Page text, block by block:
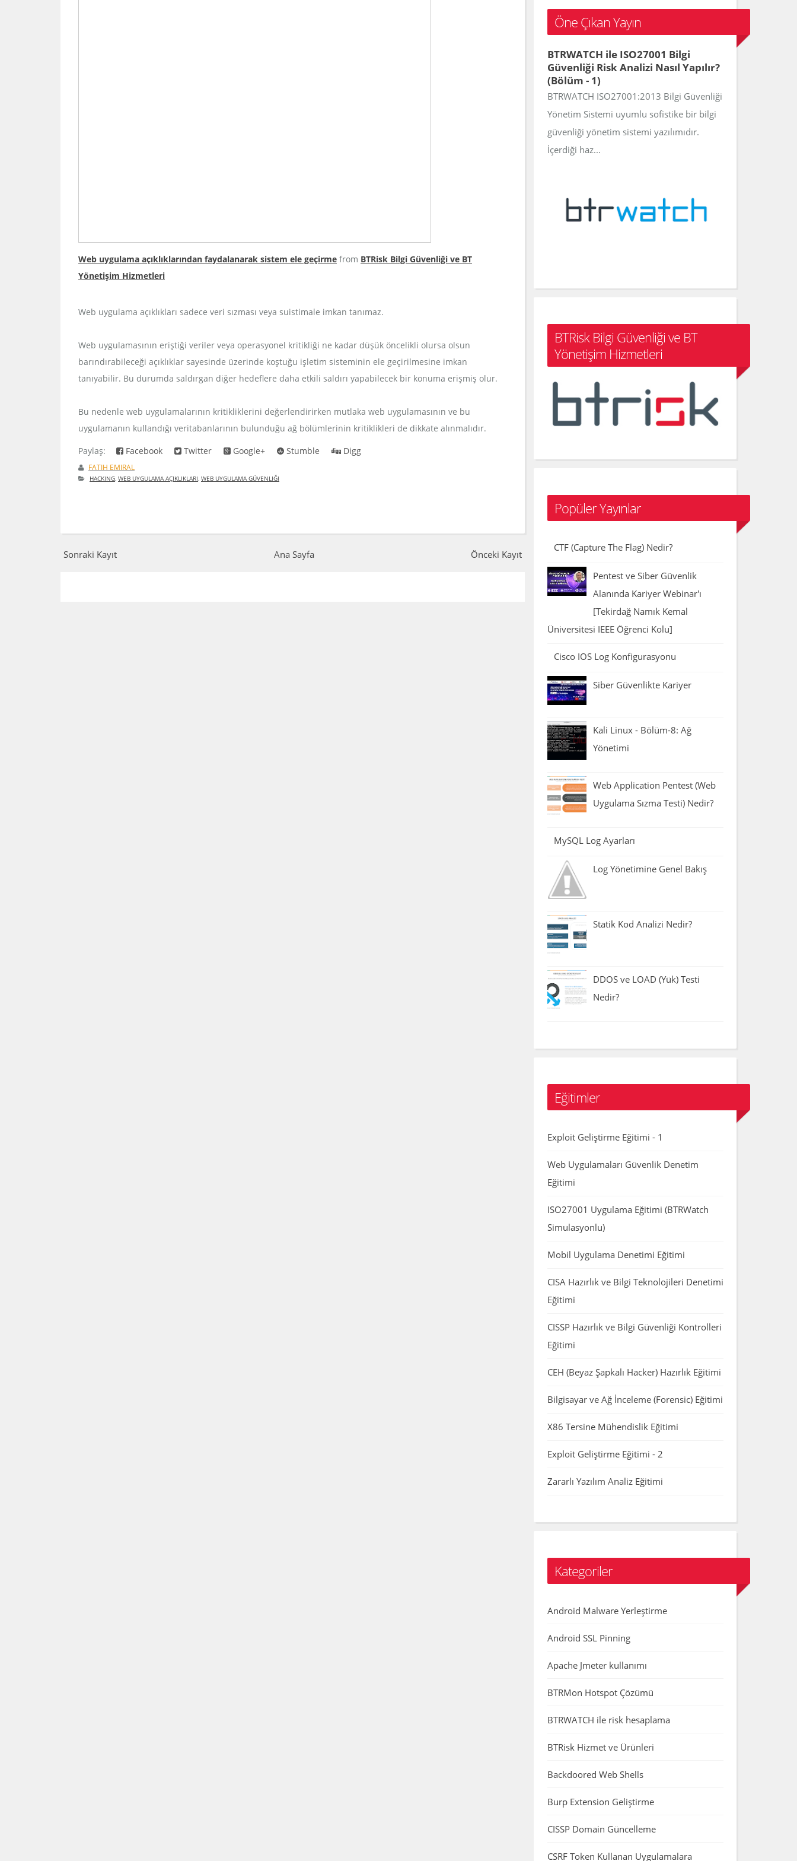
Web uygulama açıklıklarından faydalanarak sistem ele geçirme from BTRisk Bilgi Güvenliği ve BT
Yönetişim Hizmetleri
Web uygulama açıklıkları sadece veri sızması veya suistimale imkan tanımaz.
Web uygulamasının eriştiği veriler veya operasyonel kritikliği ne kadar düşük öncelikli olursa olsun
barındırabileceği açıklıklar sayesinde üzerinde koştuğu işletim sisteminin ele geçirilmesine imkan
tanıyabilir. Bu durumda saldırgan diğer hedeflere daha etkili saldırı yapabilecek bir konuma erişmiş olur.
Bu nedenle web uygulamalarının kritikliklerini değerlendirirken mutlaka web uygulamasının ve bu
uygulamanın kullandığı veritabanlarının bulunduğu ağ bölümlerinin kritiklikleri de dikkate alınmalıdır.
Paylaş:
Facebook Twitter Google+ Stumble Digg
FATIH EMIRAL
HACKING, WEB UYGULAMA AÇIKLIKLARI, WEB UYGULAMA GÜVENLIĞI
Sonraki Kayıt Önceki Kayıt
Ana Sayfa
f
o
r
:
Öne Çıkan Yayın
BTRWATCH ile ISO27001 Bilgi
Güvenliği Risk Analizi Nasıl Yapılır?
(Bölüm - 1)
BTRWATCH ISO27001:2013 Bilgi Güvenliği
Yönetim Sistemi uyumlu sofistike bir bilgi
güvenliği yönetim sistemi yazılımıdır.
İçerdiği haz...
BTRisk Bilgi Güvenliği ve BT
Yönetişim Hizmetleri
Popüler Yayınlar
CTF (Capture The Flag) Nedir?
Pentest ve Siber Güvenlik
Alanında Kariyer Webinar'ı
[Tekirdağ Namık Kemal
Üniversitesi IEEE Öğrenci Kolu]
Cisco IOS Log Konfigurasyonu
Siber Güvenlikte Kariyer
Kali Linux - Bölüm-8: Ağ
Yönetimi
Web Application Pentest (Web
Uygulama Sızma Testi) Nedir?
MySQL Log Ayarları
Log Yönetimine Genel Bakış
Statik Kod Analizi Nedir?
DDOS ve LOAD (Yük) Testi
Nedir?
Eğitimler
Exploit Geliştirme Eğitimi - 1
Web Uygulamaları Güvenlik Denetim
Eğitimi
ISO27001 Uygulama Eğitimi (BTRWatch
Simulasyonlu)
Mobil Uygulama Denetimi Eğitimi
CISA Hazırlık ve Bilgi Teknolojileri Denetimi
Eğitimi
CISSP Hazırlık ve Bilgi Güvenliği Kontrolleri
Eğitimi
CEH (Beyaz Şapkalı Hacker) Hazırlık Eğitimi
Bilgisayar ve Ağ İnceleme (Forensic) Eğitimi
X86 Tersine Mühendislik Eğitimi
Exploit Geliştirme Eğitimi - 2
Zararlı Yazılım Analiz Eğitimi
Kategoriler
Android Malware Yerleştirme
Android SSL Pinning
Apache Jmeter kullanımı
BTRMon Hotspot Çözümü
BTRWATCH ile risk hesaplama
BTRisk Hizmet ve Ürünleri
Backdoored Web Shells
Burp Extension Geliştirme
CISSP Domain Güncelleme
CSRF Token Kullanan Uygulamalara